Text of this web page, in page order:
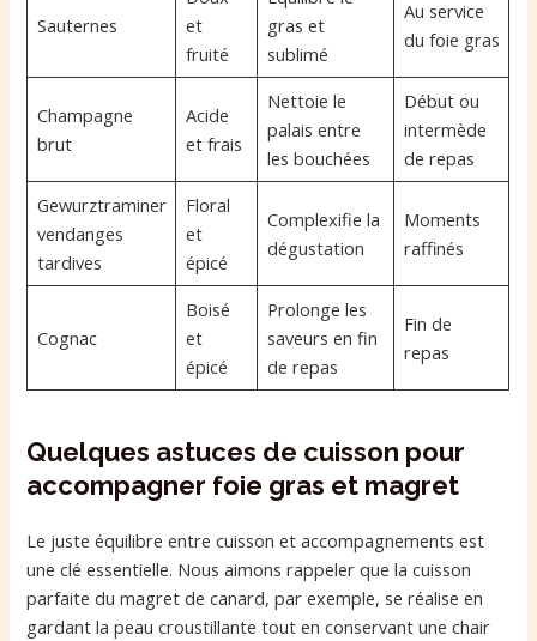
Sauternes
et
fruité
gras et
sublimé
Au service
du foie gras
Champagne
brut
Acide
et frais
Nettoie le
palais entre
les bouchées
Début ou
intermède
de repas
Gewurztraminer
vendanges
tardives
Floral
et
épicé
Complexifie la
dégustation
Moments
raffinés
Cognac
Boisé
et
épicé
Prolonge les
saveurs en fin
de repas
Fin de
repas
Quelques astuces de cuisson pour
accompagner foie gras et magret
Le juste équilibre entre cuisson et accompagnements est
une clé essentielle. Nous aimons rappeler que la cuisson
parfaite du magret de canard, par exemple, se réalise en
gardant la peau croustillante tout en conservant une chair